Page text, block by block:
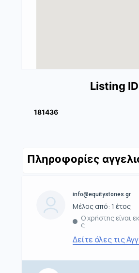
Listing
181436
Πληροφορίες
info@equitystones.gr
Μέλος από: 1 έτος
Ο χρήστης είναι
ς
Δείτε όλες τις